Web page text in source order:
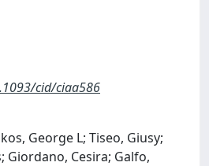
cid/ciaa586
George L; Tiseo, Giusy;
Giordano, Cesira; Galfo,